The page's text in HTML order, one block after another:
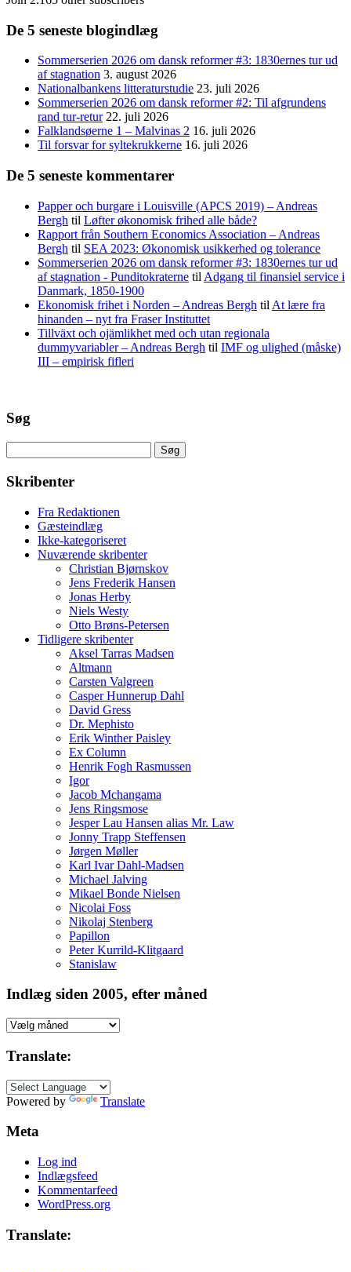
De 5 seneste blogindlæg
Sommerserien 2026 om dansk reformer #3: 1830ernes tur ud
af stagnation 3. august 2026
Nationalbankens litteraturstudie 23. juli 2026
Sommerserien 2026 om dansk reformer #2: Til afgrundens
rand tur-retur 22. juli 2026
Falklandsøerne 1 – Malvinas 2 16. juli 2026
Til forsvar for syltekrukkerne 16. juli 2026
De 5 seneste kommentarer
Papper och burgare i Louisville (APCS 2019) – Andreas
Bergh til Løfter økonomisk frihed alle både?
Rapport från Southern Economics Association – Andreas
Bergh til SEA 2023: Økonomisk usikkerhed og tolerance
Sommerserien 2026 om dansk reformer #3: 1830ernes tur ud
af stagnation - Punditokraterne til Adgang til finansiel service i
Danmark, 1850-1900
Ekonomisk frihet i Norden – Andreas Bergh til At lære fra
hinanden – nyt fra Fraser Instituttet
Tillväxt och ojämlikhet med och utan regionala
dummyvariabler – Andreas Bergh til IMF og ulighed (måske)
III – empirisk fifleri
Søg
efter:
Skribenter
Fra Redaktionen
Gæsteindlæg
Ikke-kategoriseret
Nuværende skribenter
Christian Bjørnskov
Jens Frederik Hansen
Jonas Herby
Niels Westy
Otto Brøns-Petersen
Tidligere skribenter
Aksel Tarras Madsen
Altmann
Carsten Valgreen
Casper Hunnerup Dahl
David Gress
Dr. Mephisto
Erik Winther Paisley
Ex Column
Henrik Fogh Rasmussen
Igor
Jacob Mchangama
Jens Ringsmose
Jesper Lau Hansen alias Mr. Law
Jonny Trapp Steffensen
Jørgen Møller
Karl Ivar Dahl-Madsen
Michael Jalving
Mikael Bonde Nielsen
Nicolai Foss
Nikolaj Stenberg
Papillon
Peter Kurrild-Klitgaard
Stanislaw
Indlæg siden 2005, efter måned
Indlæg
2005,
måned
Translate:
Powered by Translate
Meta
Log ind
Indlægsfeed
Kommentarfeed
WordPress.org
Translate: